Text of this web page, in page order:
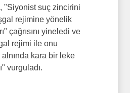
"Siyonist suç zincirini
rejimine yönelik
çağrısını yineledi ve
rejimi ile onu
kara bir leke
vurguladı.